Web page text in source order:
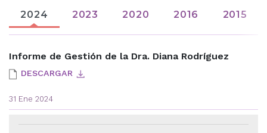
2024 2023 2020 2016 2015
Informe de Gestión de la Dra. Diana Rodríguez
DESCARGAR
31 Ene 2024